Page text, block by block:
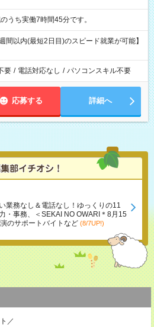
※表記のうち実働7時間45分です。
間以内(最短2日目)のスピード就業が可能】
要 / 電話対応なし / パソコンスキル不要
応募する 詳細へ
業務なし＆電話なし！ゆっくりの11
・事務、＜SEKAI NO OWARI＊8月15
のサポートバイトなど (8/7UP!)
／